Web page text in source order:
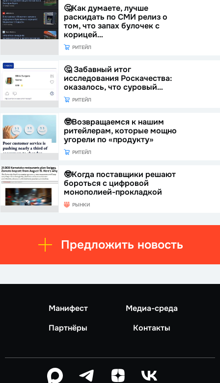
🤔Как думаете, лучше
раскидать по СМИ релиз о
том, что запах булочек с
корицей…
РИТЕЙЛ
🤔 Забавный итог
исследования Роскачества:
оказалось, что суровый…
РИТЕЙЛ
🤓Возвращаемся к нашим
ритейлерам, которые мощно
угорели по «продукту»
РИТЕЙЛ
🤓Когда поставщики решают
бороться с цифровой
монополией-прокладкой
РЫНКИ
Предложить новость
Манифест
Медиа-среда
Партнёры
Контакты